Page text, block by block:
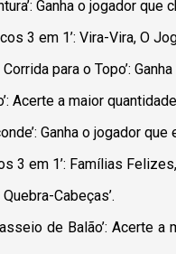
Ganha o jogador que
3 em 1’: Vira-Vira, O
para o Topo’:
Acerte a maior
Ganha o jogador
3 em 1’: Famílias
Cabeças’.
de Balão’: Acerte